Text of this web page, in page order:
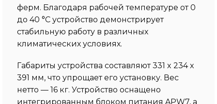
ферм. Благодаря рабочей температуре от 0
до 40 °C устройство демонстрирует
стабильную работу в различных
климатических условиях.
Габариты устройства составляют 331 x 234 x
391 мм, что упрощает его установку. Вес
нетто — 16 кг. Устройство оснащено
интегрированным блоком питания APW7, а